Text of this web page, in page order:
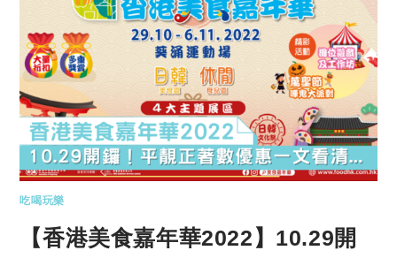
吃喝玩樂
【香港美食嘉年華2022】10.29開